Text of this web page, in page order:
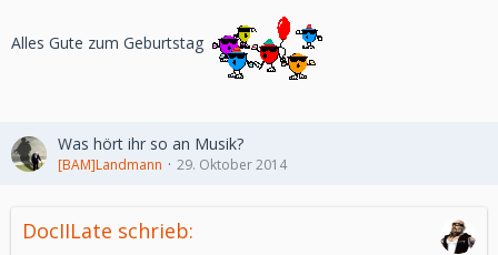
Exklusiv für Abonnenten: Klassen-EP-Schub – Steigt 12-mal
schneller auf und spielt exklusive Klassen-Story-Missionen
Stufe 51-55 und mehr
Alles Gute zum Geburtstag
Was hört ihr so an Musik?
[BAM]Landmann 29. Oktober 2014
DocIILate schrieb: